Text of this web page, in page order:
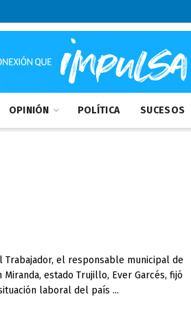
OPINIÓN POLÍTICA SUCESOS
el responsable municipal de
estado Trujillo, Ever Garcés, fijó
laboral del país ...